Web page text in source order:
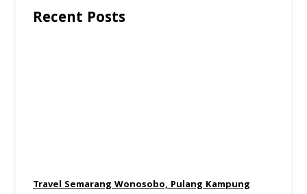
Recent Posts
Travel Semarang Wonosobo, Pulang Kampung